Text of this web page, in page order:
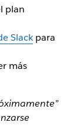
plan
Slackpara
más